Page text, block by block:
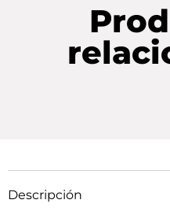
Descripción